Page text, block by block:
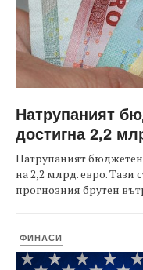
Натрупаният
достигна 2,2
Натрупаният
на 2,2 млрд. евро. Тази
прогнозния брутен
ФИНАСИ